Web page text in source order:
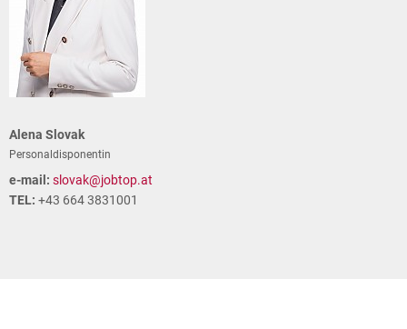
Alena Slovak
Personaldisponentin
e-mail: slovak@jobtop.at
TEL: +43 664 3831001